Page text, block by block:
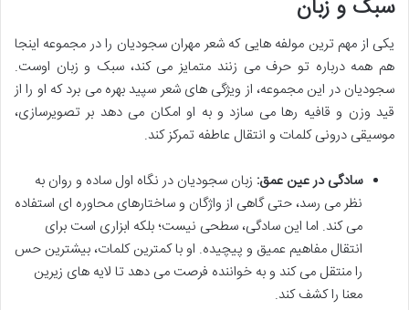
سبک و زبان
یکی از مهم ترین مولفه هایی که شعر مهران سجودیان را در مجموعه اینجا
هم همه درباره تو حرف می زنند متمایز می کند، سبک و زبان اوست.
سجودیان در این مجموعه، از ویژگی های شعر سپید بهره می برد که او را از
قید وزن و قافیه رها می سازد و به او امکان می دهد بر تصویرسازی،
موسیقی درونی کلمات و انتقال عاطفه تمرکز کند.
سادگی در عین عمق: زبان سجودیان در نگاه اول ساده و روان به
نظر می رسد، حتی گاهی از واژگان و ساختارهای محاوره ای استفاده
می کند. اما این سادگی، سطحی نیست؛ بلکه ابزاری است برای
انتقال مفاهیم عمیق و پیچیده. او با کمترین کلمات، بیشترین حس
را منتقل می کند و به خواننده فرصت می دهد تا لایه های زیرین
معنا را کشف کند.